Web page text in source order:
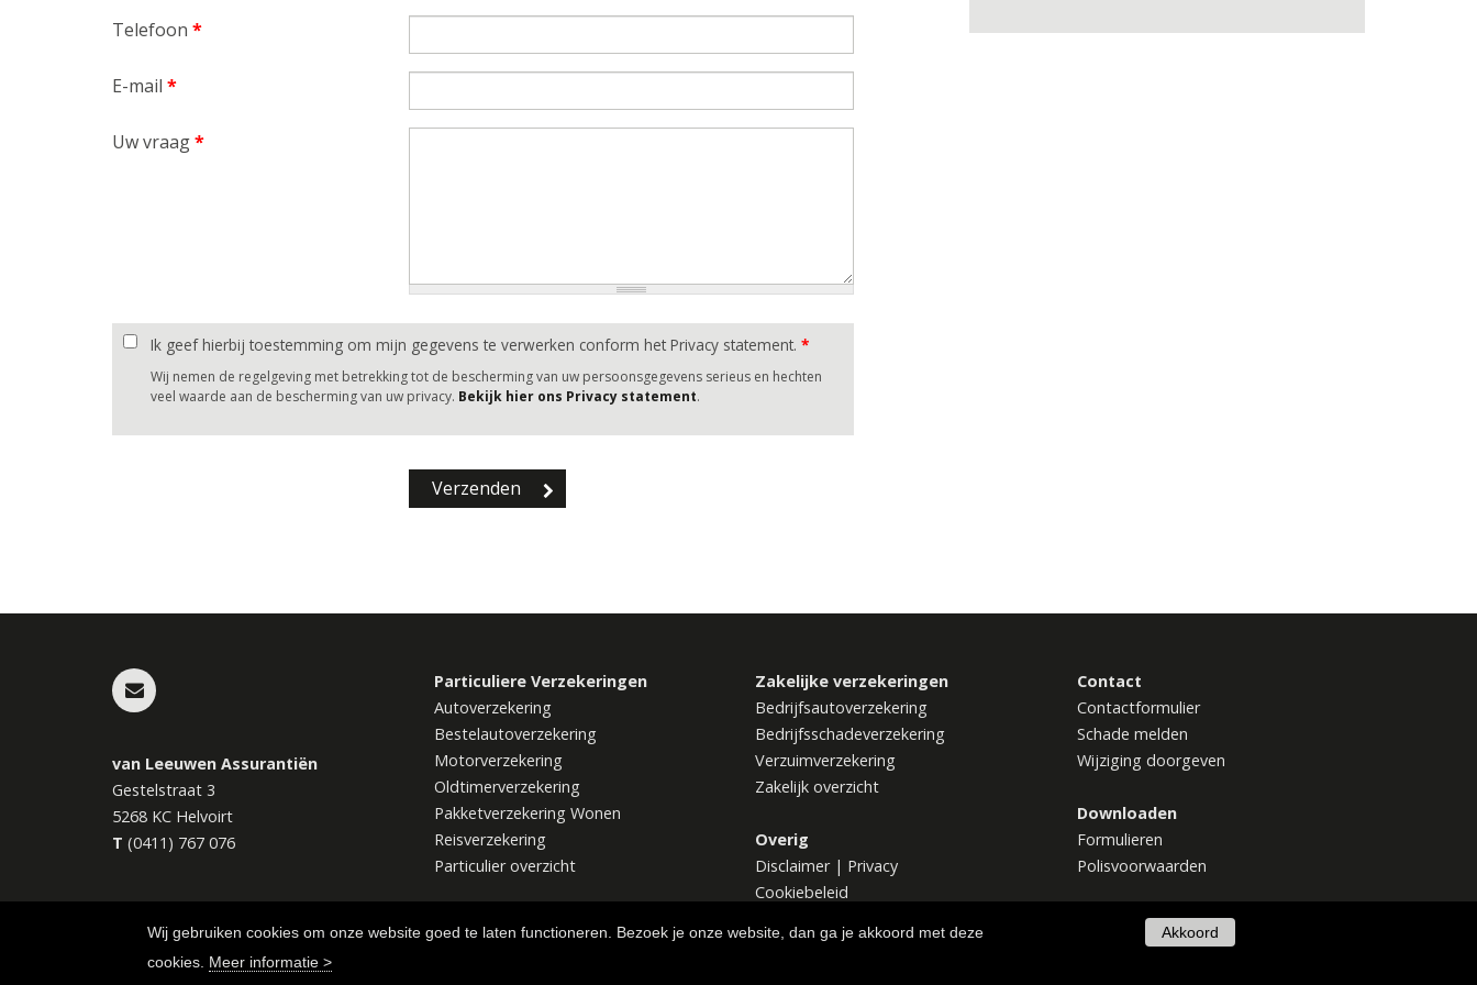
Wij gebruiken cookies om onze website goed te laten functioneren. Bezoek je onze website, dan ga je akkoord met deze
cookies. Meer informatie >
Akkoord
Telefoon *
E-mail *
Uw vraag*
Ik geef hierbij toestemming om mijn gegevens te verwerken conform het Privacy statement. *
Wij nemen de regelgeving met betrekking tot de bescherming van uw persoonsgegevens serieus en hechten
veel waarde aan de bescherming van uw privacy. Bekijk hier ons Privacy statement.
van Leeuwen Assurantiën
Gestelstraat 3
5268 KC Helvoirt
T (0411) 767 076
Particuliere Verzekeringen
Autoverzekering
Bestelautoverzekering
Motorverzekering
Oldtimerverzekering
Pakketverzekering Wonen
Reisverzekering
Particulier overzicht
Zakelijke verzekeringen
Bedrijfsautoverzekering
Bedrijfsschadeverzekering
Verzuimverzekering
Zakelijk overzicht
Overig
Disclaimer| Privacy
Cookiebeleid
Contact
Contactformulier
Schade melden
Wijziging doorgeven
Downloaden
Formulieren
Polisvoorwaarden